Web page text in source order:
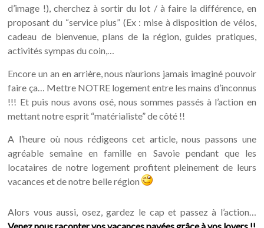
d’image !), cherchez à sortir du lot / à faire la différence, en
proposant du “service plus” (Ex : mise à disposition de vélos,
cadeau de bienvenue, plans de la région, guides pratiques,
activités sympas du coin,…
Encore un an en arrière, nous n’aurions jamais imaginé pouvoir
faire ça… Mettre NOTRE logement entre les mains d’inconnus
!!! Et puis nous avons osé, nous sommes passés à l’action en
mettant notre esprit “matérialiste” de côté !!
A l’heure où nous rédigeons cet article, nous passons une
agréable semaine en famille en Savoie pendant que les
locataires de notre logement profitent pleinement de leurs
vacances et de notre belle région
Alors vous aussi, osez, gardez le cap et passez à l’action…